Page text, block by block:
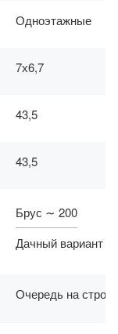
Одноэтажные
7х6,7
43,5
43,5
Брус ∼ 200
Дачный вариант
Очередь на